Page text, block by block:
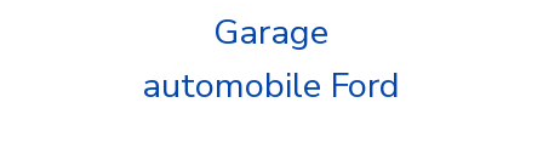
Garage
automobile Ford